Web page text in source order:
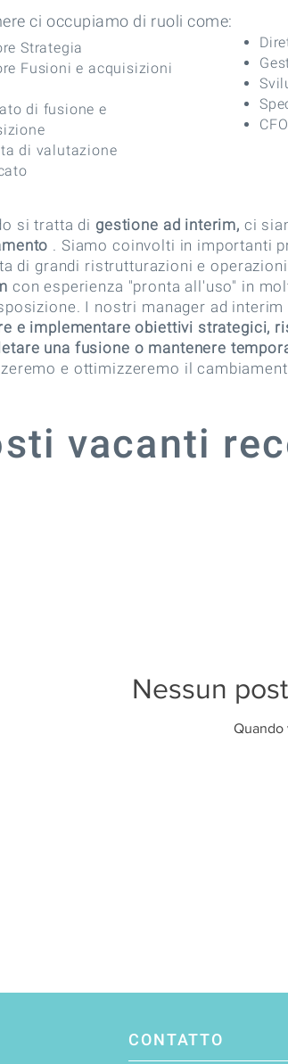
ci occupiamo di ruoli come:
Strategia
Fusioni e acquisizioni
di fusione e
di valutazione
si tratta di gestione ad interim, ci
. Siamo coinvolti in importanti
di grandi ristrutturazioni e
con esperienza "pronta all'uso" in
I nostri manager ad
e implementare obiettivi strategici,
una fusione o mantenere
e ottimizzeremo il
vacanti
Nessun
Quando
CONTATTO